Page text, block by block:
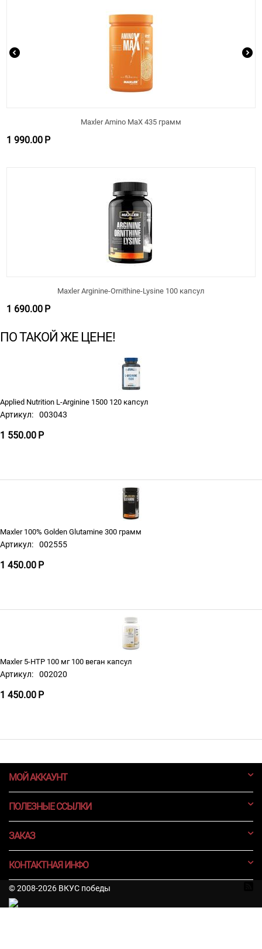
Maxler Amino MaX 435 грамм
1 990.00 Р
Maxler Arginine-Ornithine-Lysine 100 капсул
1 690.00 Р
ПО ТАКОЙ ЖЕ ЦЕНЕ!
Applied Nutrition L-Arginine 1500 120 капсул
Артикул: 003043
1 550.00 Р
Maxler 100% Golden Glutamine 300 грамм
Артикул: 002555
1 450.00 Р
Maxler 5-HTP 100 мг 100 веган капсул
Артикул: 002020
1 450.00 Р
МОЙ АККАУНТ
ПОЛЕЗНЫЕ ССЫЛКИ
ЗАКАЗ
КОНТАКТНАЯ ИНФО
© 2008-2026 ВКУС победы